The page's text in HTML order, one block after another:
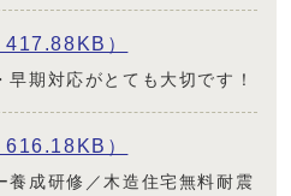
）
早期対応がとても大切です！
）
養成研修／木造住宅無料耐震